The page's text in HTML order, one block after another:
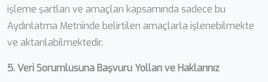
işleme şartları ve amaçları kapsamında sadece bu
Aydınlatma Metninde belirtilen amaçlarla işlenebilmekte
ve aktarılabilmektedir.
5. Veri Sorumlusuna Başvuru Yolları ve Haklarınız